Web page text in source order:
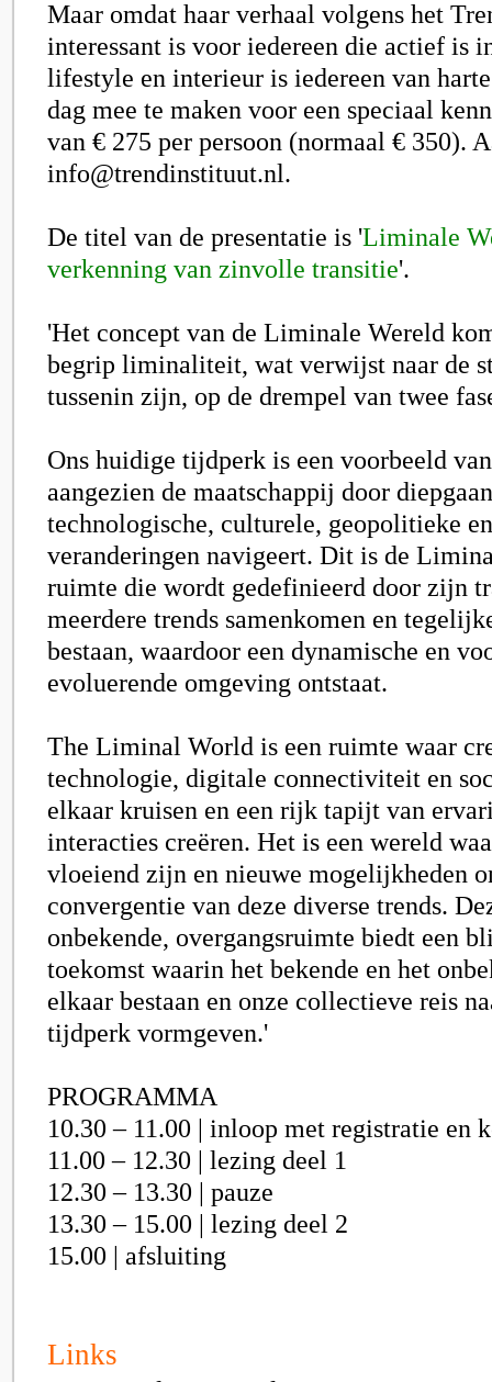
Maar omdat haar verhaal volgens het
interessant is voor iedereen die actief is
lifestyle en interieur is iedereen van
dag mee te maken voor een speciaal
van € 275 per persoon (normaal € 350).
info@trendinstituut.nl.
De titel van de presentatie is 'Liminale
verkenning van zinvolle transitie'.
'Het concept van de Liminale Wereld
begrip liminaliteit, wat verwijst naar de
tussenin zijn, op de drempel van twee
Ons huidige tijdperk is een voorbeeld
aangezien de maatschappij door
technologische, culturele, geopolitieke
veranderingen navigeert. Dit is de
ruimte die wordt gedefinieerd door zijn
meerdere trends samenkomen en
bestaan, waardoor een dynamische en
evoluerende omgeving ontstaat.
The Liminal World is een ruimte waar
technologie, digitale connectiviteit en
elkaar kruisen en een rijk tapijt van
interacties creëren. Het is een wereld
vloeiend zijn en nieuwe mogelijkheden
convergentie van deze diverse trends.
onbekende, overgangsruimte biedt een
toekomst waarin het bekende en het
elkaar bestaan en onze collectieve reis
tijdperk vormgeven.'
PROGRAMMA
10.30 – 11.00 | inloop met registratie en
11.00 – 12.30 | lezing deel 1
12.30 – 13.30 | pauze
13.30 – 15.00 | lezing deel 2
15.00 | afsluiting
Links